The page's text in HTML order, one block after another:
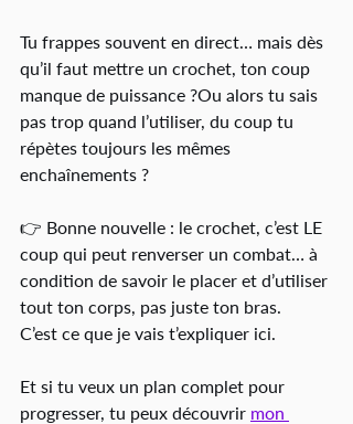
Tu frappes souvent en direct… mais dès
qu’il faut mettre un crochet, ton coup
manque de puissance ?Ou alors tu sais
pas trop quand l’utiliser, du coup tu
répètes toujours les mêmes
enchaînements ?
👉 Bonne nouvelle : le crochet, c’est LE
coup qui peut renverser un combat… à
condition de savoir le placer et d’utiliser
tout ton corps, pas juste ton bras.
C’est ce que je vais t’expliquer ici.
Et si tu veux un plan complet pour
progresser, tu peux découvrir mon